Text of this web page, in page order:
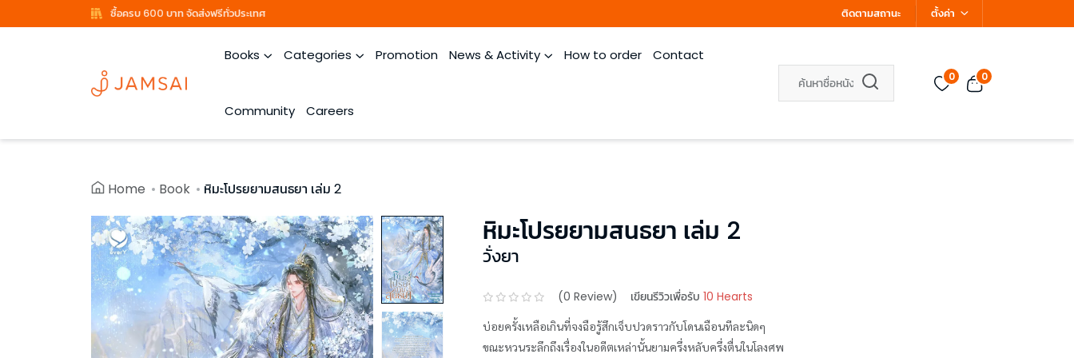
ซื้อครบ 600 บาท จัดส่งฟรีทั่วประเทศ ติดตามสถานะ ตั้งค่า
Books Categories Promotion News & Activity How to order Contact
Community Careers
0 0
Home Book หิมะโปรยยามสนธยา เล่ม 2
หิมะโปรยยามสนธยา เล่ม 2
วั่งยา
(0 Review) เขียนรีวิวเพื่อรับ 10 Hearts
บ่อยครั้งเหลือเกินที่จงฉือรู้สึกเจ็บปวดราวกับโดนเฉือนทีละนิดๆ
ขณะหวนระลึกถึงเรื่องในอดีตเหล่านั้นยามครึ่งหลับครึ่งตื่นในโลงศพ